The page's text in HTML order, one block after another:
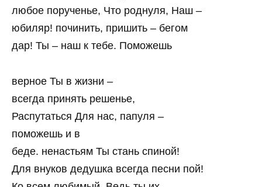
любое порученье, Что роднуля, Наш –
юбиляр! починить, пришить – бегом
дар! Ты – наш к тебе. Поможешь
верное Ты в жизни –
всегда принять решенье,
Распутаться Для нас, папуля –
поможешь и в
беде. ненастьям Ты стань спиной!
Для внуков дедушка всегда песни пой!